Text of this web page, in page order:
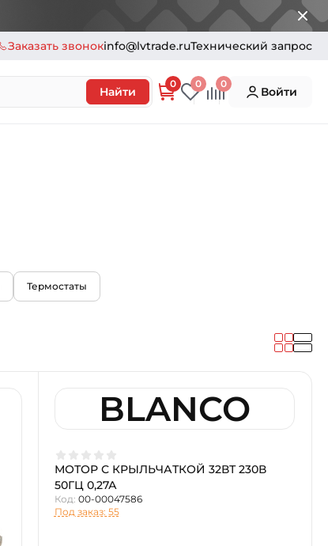
Заказать звонокinfo@lvtrade.ruТехнический запрос
Найти
0 0 0
Войти
Термостаты
BLANCO
МОТОР С КРЫЛЬЧАТКОЙ 32ВТ 230В
50ГЦ 0,27А
Код: 00-00047586
Под заказ: 55